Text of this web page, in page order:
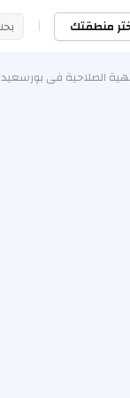
منطقتك |
الصلاحية فى بورسعيد